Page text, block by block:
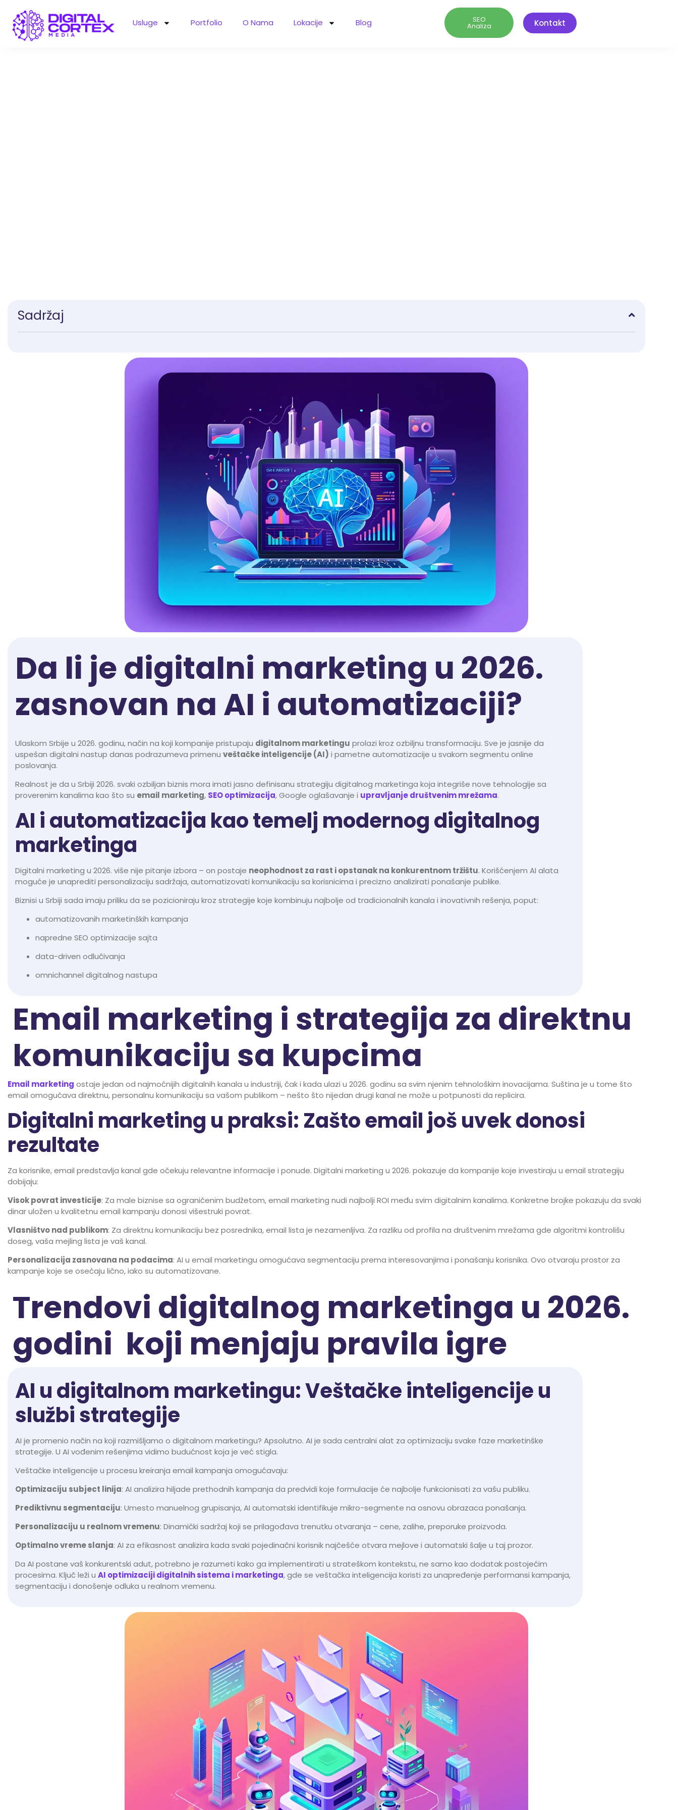
Usluge Portfolio O Nama Lokacije Blog SEO
Analiza Kontakt
Sadržaj
Da li je digitalni marketing u 2026.
zasnovan na AI i automatizaciji?
Ulaskom Srbije u 2026. godinu, način na koji kompanije pristupaju digitalnom marketingu prolazi kroz ozbiljnu transformaciju. Sve je jasnije da
uspešan digitalni nastup danas podrazumeva primenu veštačke inteligencije (AI) i pametne automatizacije u svakom segmentu online
poslovanja.
Realnost je da u Srbiji 2026. svaki ozbiljan biznis mora imati jasno definisanu strategiju digitalnog marketinga koja integriše nove tehnologije sa
proverenim kanalima kao što su email marketing, SEO optimizacija, Google oglašavanje i upravljanje društvenim mrežama.
AI i automatizacija kao temelj modernog digitalnog
marketinga
Digitalni marketing u 2026. više nije pitanje izbora – on postaje neophodnost za rast i opstanak na konkurentnom tržištu. Korišćenjem AI alata
moguće je unaprediti personalizaciju sadržaja, automatizovati komunikaciju sa korisnicima i precizno analizirati ponašanje publike.
Biznisi u Srbiji sada imaju priliku da se pozicioniraju kroz strategije koje kombinuju najbolje od tradicionalnih kanala i inovativnih rešenja, poput:
automatizovanih marketinških kampanja
napredne SEO optimizacije sajta
data-driven odlučivanja
omnichannel digitalnog nastupa
Email marketing i strategija za direktnu
komunikaciju sa kupcima
Email marketing ostaje jedan od najmoćnijih digitalnih kanala u industriji, čak i kada ulazi u 2026. godinu sa svim njenim tehnološkim inovacijama. Suština je u tome što
email omogućava direktnu, personalnu komunikaciju sa vašom publikom – nešto što nijedan drugi kanal ne može u potpunosti da replicira.
Digitalni marketing u praksi: Zašto email još uvek donosi
rezultate
Za korisnike, email predstavlja kanal gde očekuju relevantne informacije i ponude. Digitalni marketing u 2026. pokazuje da kompanije koje investiraju u email strategiju
dobijaju:
Visok povrat investicije: Za male biznise sa ograničenim budžetom, email marketing nudi najbolji ROI među svim digitalnim kanalima. Konkretne brojke pokazuju da svaki
dinar uložen u kvalitetnu email kampanju donosi višestruki povrat.
Vlasništvo nad publikom: Za direktnu komunikaciju bez posrednika, email lista je nezamenljiva. Za razliku od profila na društvenim mrežama gde algoritmi kontrolišu
doseg, vaša mejling lista je vaš kanal.
Personalizacija zasnovana na podacima: AI u email marketingu omogućava segmentaciju prema interesovanjima i ponašanju korisnika. Ovo otvaraju prostor za
kampanje koje se osećaju lično, iako su automatizovane.
Trendovi digitalnog marketinga u 2026.
godini koji menjaju pravila igre
AI u digitalnom marketingu: Veštačke inteligencije u
službi strategije
AI je promenio način na koji razmišljamo o digitalnom marketingu? Apsolutno. AI je sada centralni alat za optimizaciju svake faze marketinške
strategije. U AI vođenim rešenjima vidimo budućnost koja je već stigla.
Veštačke inteligencije u procesu kreiranja email kampanja omogućavaju:
Optimizaciju subject linija: AI analizira hiljade prethodnih kampanja da predvidi koje formulacije će najbolje funkcionisati za vašu publiku.
Prediktivnu segmentaciju: Umesto manuelnog grupisanja, AI automatski identifikuje mikro-segmente na osnovu obrazaca ponašanja.
Personalizaciju u realnom vremenu: Dinamički sadržaj koji se prilagođava trenutku otvaranja – cene, zalihe, preporuke proizvoda.
Optimalno vreme slanja: AI za efikasnost analizira kada svaki pojedinačni korisnik najčešće otvara mejlove i automatski šalje u taj prozor.
Da AI postane vaš konkurentski adut, potrebno je razumeti kako ga implementirati u strateškom kontekstu, ne samo kao dodatak postojećim
procesima. Ključ leži u AI optimizaciji digitalnih sistema i marketinga, gde se veštačka inteligencija koristi za unapređenje performansi kampanja,
segmentaciju i donošenje odluka u realnom vremenu.